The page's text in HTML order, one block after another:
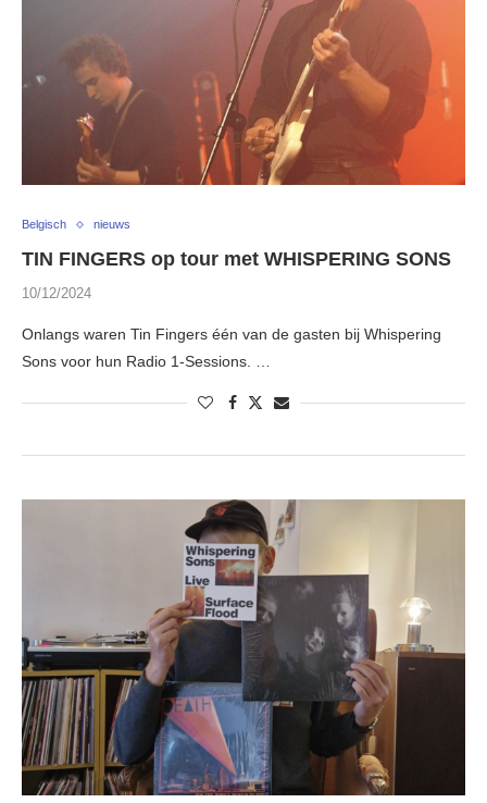
Belgisch nieuws
TIN FINGERS op tour met WHISPERING SONS
10/12/2024
Onlangs waren Tin Fingers één van de gasten bij Whispering
Sons voor hun Radio 1-Sessions. …